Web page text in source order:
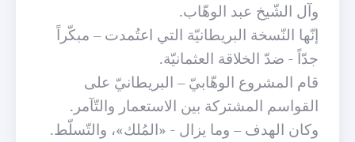
وآل الشّيخ عبد الوهّاب.
إنّها النّسخة البريطانيّة التي اعتُمدت – مبكّراً
جدّاً - ضدّ الخلاقة العثمانيّة.
قام المشروع الوهّابيّ – البريطانيّ على
القواسم المشتركة بين الاستعمار والتّآمر.
وكان الهدف – وما يزال - «المُلك»، والتّسلّط.